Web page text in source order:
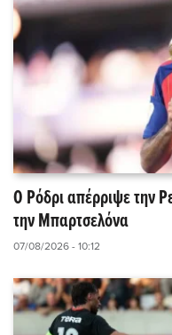
Ο Ρόδρι απέρριψε την
την Μπαρτσελόνα
07/08/2026 - 10:12